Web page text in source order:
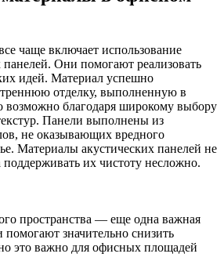
чаще включает использование
панелей. Они помогают реализовать
идей. Материал успешно
отделку, выполненную в
возможно благодаря широкому выбору
Панели выполнены из
не оказывающих вредного
Материалы акустических панелей не
их чистоту несложно.
пространства — еще одна важная
значительно снизить
это важно для офисных площадей